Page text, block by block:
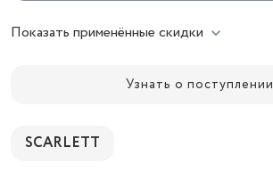
Показать применённые скидки
Узнать о поступлении
SCARLETT